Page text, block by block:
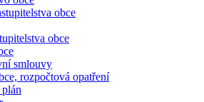
obce
obce
smlouvy
rozpočtová opatření